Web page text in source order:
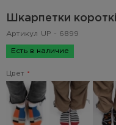
Шкарпетки
Артикул UP - 6899
Есть в наличие
Цвет